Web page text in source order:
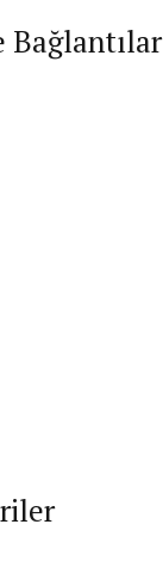
Bağlantılar